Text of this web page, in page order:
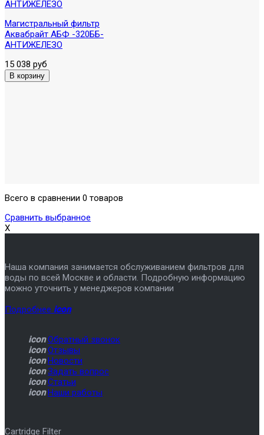
Магистральный фильтр
Аквабрайт АБФ -320ББ-
АНТИЖЕЛЕЗО
15 038 руб
Всего в сравнении 0 товаров
Сравнить выбранное
X
Наша компания занимается обслуживанием фильтров для
воды по всей Москве и области. Подробную информацию
можно уточнить у менеджеров компании
Подробнее icon
icon Обратный звонок
icon Отзывы
icon Новости
icon Задать вопрос
icon Статьи
icon Наши работы
Cartridge Filter